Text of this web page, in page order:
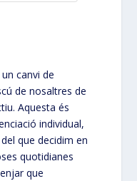
canvi de
de nosaltres de
Aquesta és
individual,
que decidim en
quotidianes
que